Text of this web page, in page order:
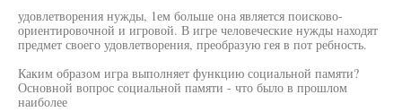
удовлетворения нужды, 1ем больше она является поисково-
ориентировочной и игровой. В игре человеческие нужды находят
предмет своего удовлетворения, преобразую гея в пот ребность.
Каким образом игра выполняет функцию социальной памяти?
Основной вопрос социальной памяти - что было в прошлом
наиболее